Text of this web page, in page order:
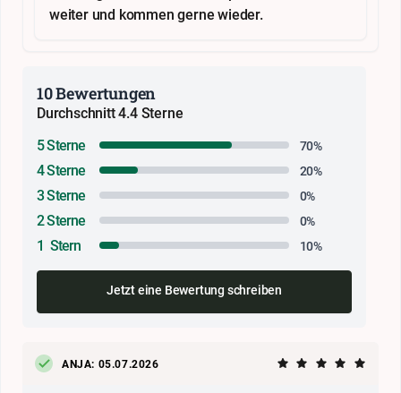
weiter und kommen gerne wieder.
10 Bewertungen
Durchschnitt 4.4 Sterne
5 Sterne
70%
4 Sterne 20%
3 Sterne 0%
2 Sterne 0%
1 Stern 10%
Jetzt eine Bewertung schreiben
ANJA: 05.07.2026